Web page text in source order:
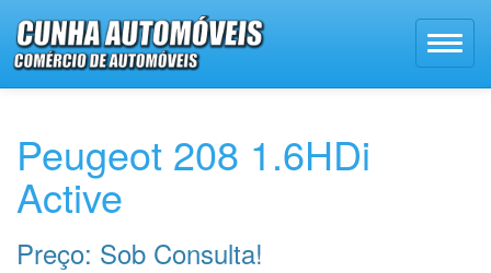
Peugeot 208 1.6HDi
Active
Preço: Sob Consulta!